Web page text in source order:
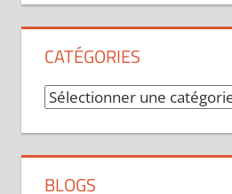
CATÉGORIES
Catégories
BLOGS